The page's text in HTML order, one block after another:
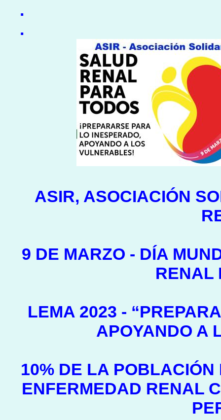
.
.
ASIR, ASOCIACIÓN
9 DE MARZO - DÍA
RENAL
LEMA 2023 -
APOYANDO A
10% DE LA
ENFERMEDAD RENAL